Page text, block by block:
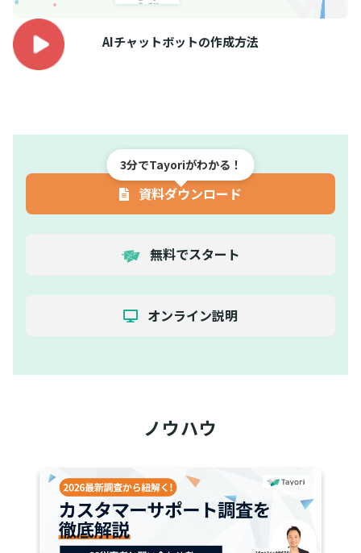
AIチャットボットの作成方法
3分でTayoriがわかる！
資料ダウンロード
無料でスタート
オンライン説明
ノウハウ